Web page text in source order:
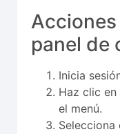
Acciones
panel de
Inicia
Haz clic en
el menú.
Selecciona